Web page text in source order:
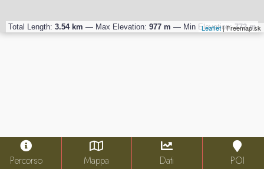
Total Length: 3.54 km — Max Elevation: 977 m — Min Elevation:772 m
Leaflet| Freemap.sk
Percorso Mappa Dati POI